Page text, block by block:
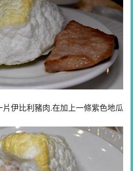
伊比利豬肉.在加上一條紫色地瓜